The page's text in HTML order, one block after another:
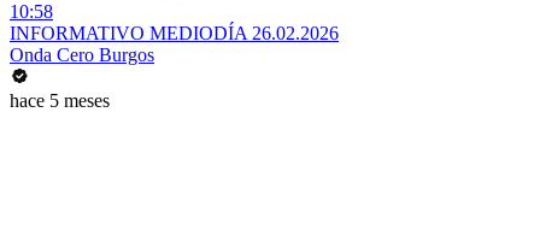
10:58
INFORMATIVO MEDIODÍA 26.02.2026
Onda Cero Burgos
hace 5 meses